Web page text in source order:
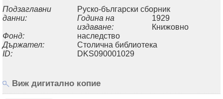
Подзаглавни
данни:
Руско-български сборник
Година на
издаване:
1929
Фонд:
Книжовно
наследство
Държател:
Столична библиотека
ID:
DKS090001029
Виж дигитално копие